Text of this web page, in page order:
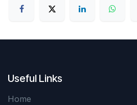
Useful Links
Home